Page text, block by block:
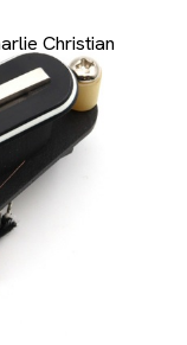
Christian